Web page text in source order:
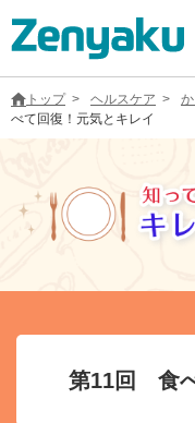
グループについて
ヘルスケア
採用情報
トップ ヘルスケア
べて回復！元気とキレイ
第11回 食